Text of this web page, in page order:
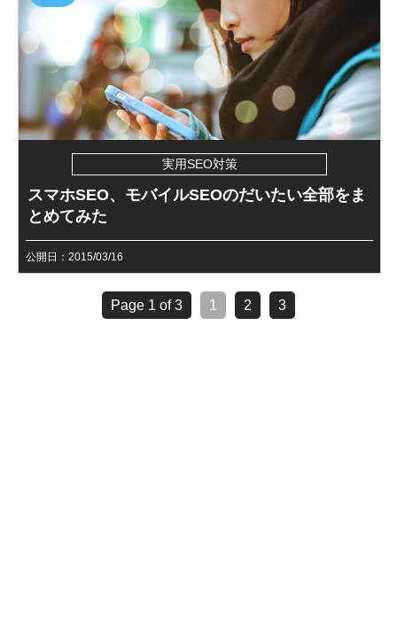
実用SEO対策
スマホSEO、モバイルSEOのだいたい全部をま
とめてみた
公開日：2015/03/16
Page 1 of 3 1 2 3